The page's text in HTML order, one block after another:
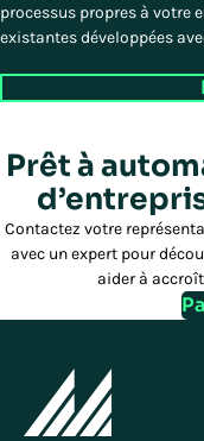
processus propres à votre
existantes développées
Prêt à
Contactez votre
avec un expert pour
aider à